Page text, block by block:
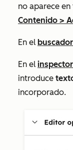
no aparece
Contenido >
En el buscador
En el inspector
introduce
incorporado.